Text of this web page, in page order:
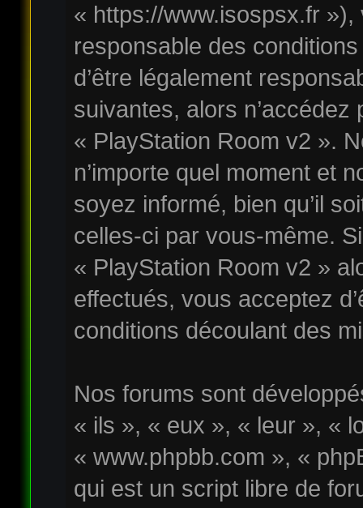
« https://www.isospsx.fr »),
responsable des
d’être légalement
suivantes, alors n’accédez
« PlayStation Room v2 ».
n’importe quel moment et
soyez informé, bien qu’il
celles-ci par vous-même.
« PlayStation Room v2 »
effectués, vous acceptez
conditions découlant des
Nos forums sont
« ils », « eux », « leur », «
« www.phpbb.com », «
qui est un script libre de